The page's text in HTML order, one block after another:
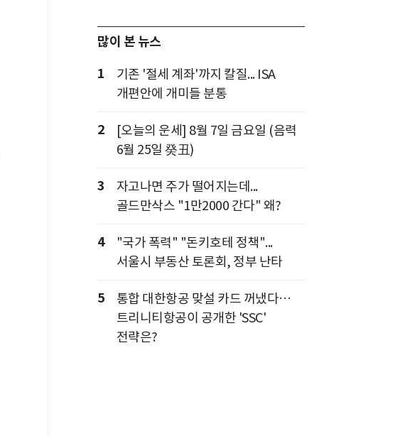
많이 본 뉴스
1
기존 '절세 계좌'까지 칼질... ISA
개편안에 개미들 분통
2
[오늘의 운세] 8월 7일 금요일 (음력
6월 25일 癸丑)
3
자고나면 주가 떨어지는데...
골드만삭스 "1만2000 간다" 왜?
4
"국가 폭력" "돈키호테 정책"...
서울시 부동산 토론회, 정부 난타
5
통합 대한항공 맞설 카드 꺼냈다…
트리니티항공이 공개한 'SSC'
전략은?